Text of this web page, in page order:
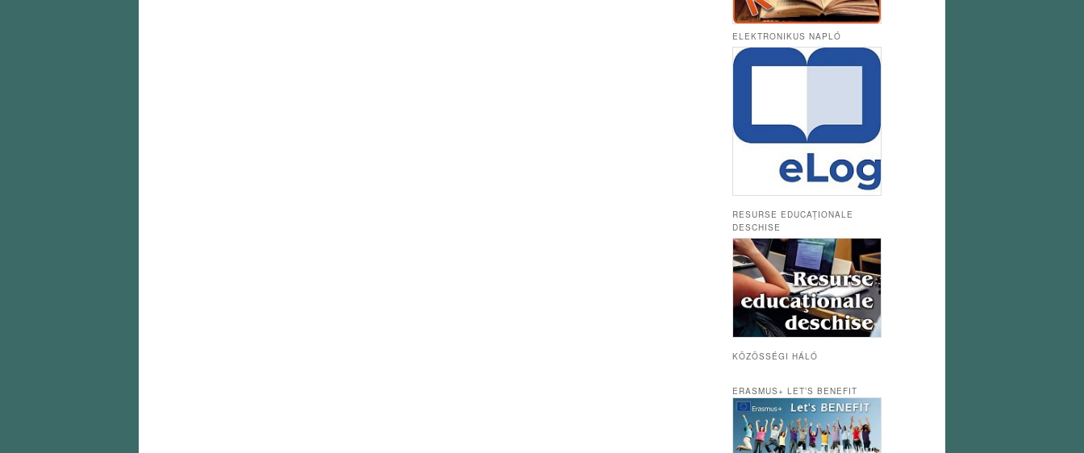
ELEKTRONIKUS NAPLÓ
RESURSE EDUCAȚIONALE
DESCHISE
KÖZÖSSÉGI HÁLÓ
ERASMUS+ LET’S BENEFIT